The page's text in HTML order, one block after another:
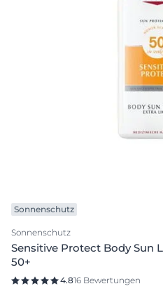
Sonnenschutz
Sonnenschutz
Sensitive Protect Body Sun
50+
4.816 Bewertungen